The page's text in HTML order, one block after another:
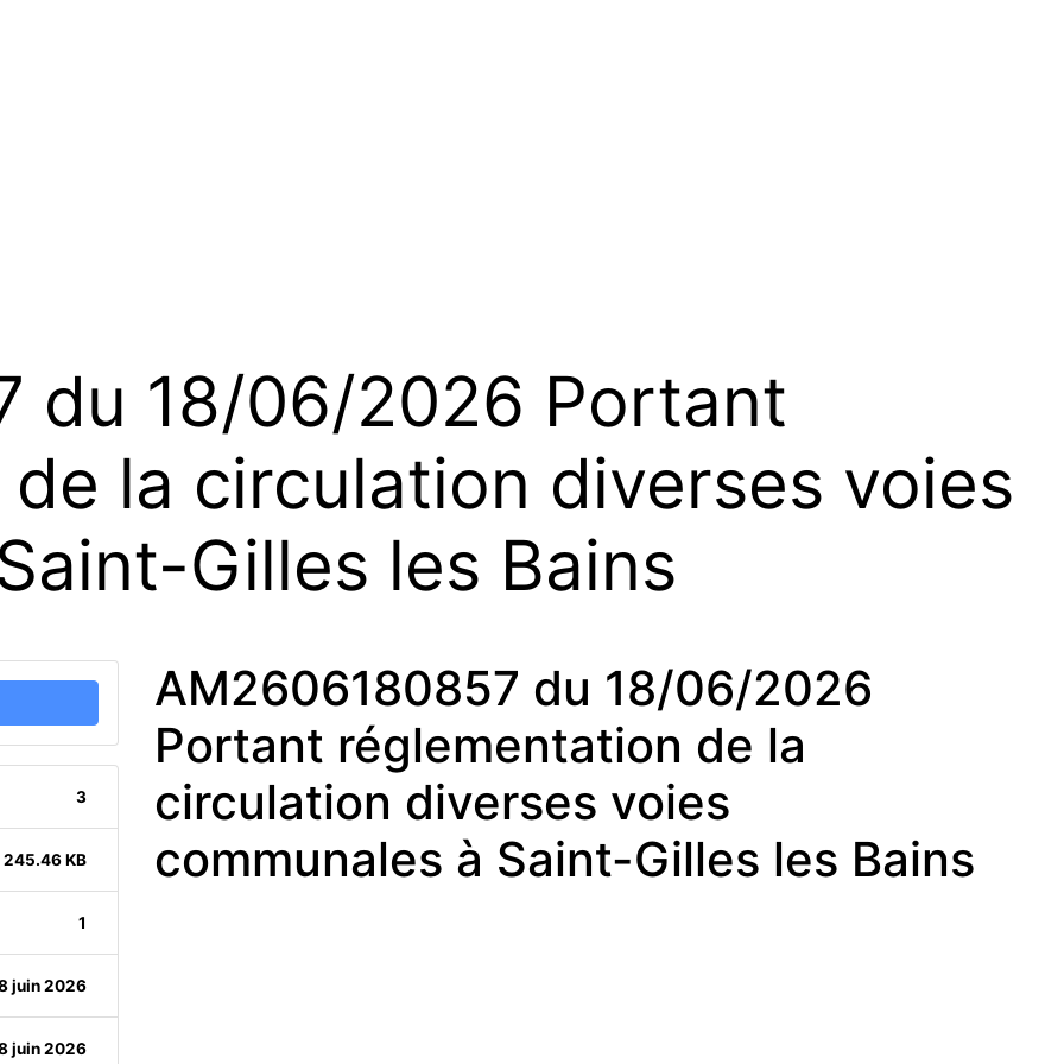
du 18/06/2026 Portant
la circulation diverses voies
Gilles les Bains
3
245.46 KB
1
juin 2026
juin 2026
AM2606180857 du 18/06/2026
Portant réglementation de la
circulation diverses voies
communales à Saint-Gilles les Bains